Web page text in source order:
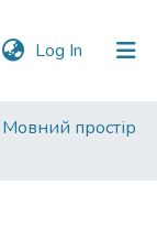
Log In (current)
Мовний простір